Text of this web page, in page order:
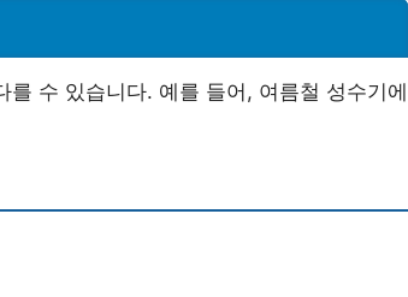
수 있습니다. 예를 들어, 여름철 성수기에